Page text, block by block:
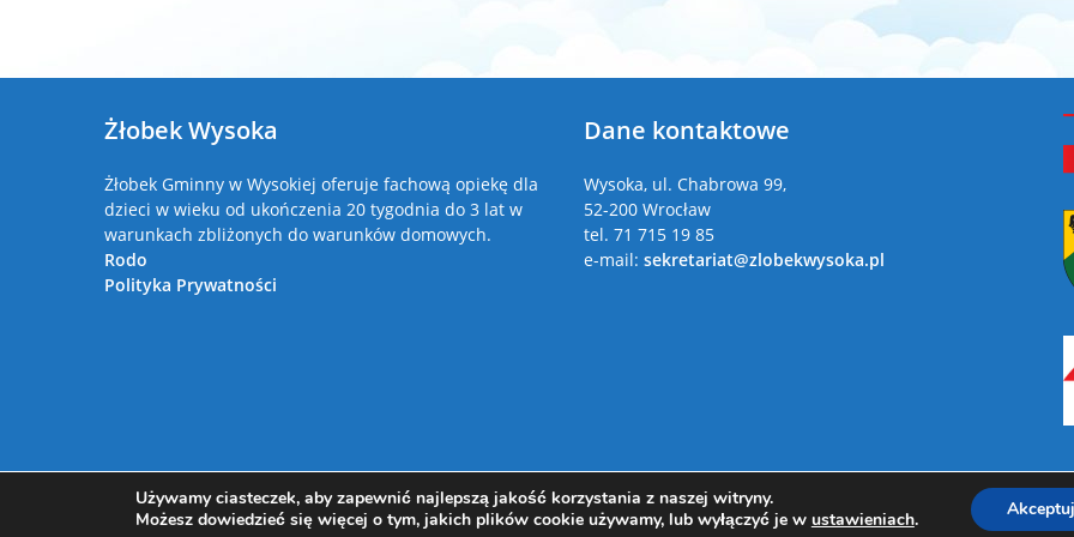
Żłobek Wysoka
Żłobek Gminny w Wysokiej oferuje fachową opiekę dla
dzieci w wieku od ukończenia 20 tygodnia do 3 lat w
warunkach zbliżonych do warunków domowych.
Rodo
Polityka Prywatności
Dane kontaktowe
Wysoka, ul. Chabrowa 99,
52-200 Wrocław
tel. 71 715 19 85
e-mail: sekretariat@zlobekwysoka.pl
Copyright 2026 - Żłobek Gminny w Wysokiej
Używamy ciasteczek, aby zapewnić najlepszą jakość korzystania z naszej witryny.
Możesz dowiedzieć się więcej o tym, jakich plików cookie używamy, lub wyłączyć je w ustawieniach. Akceptuj